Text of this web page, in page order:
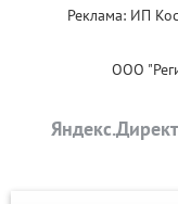
Реклама: ИП
ООО
Яндекс.Директ